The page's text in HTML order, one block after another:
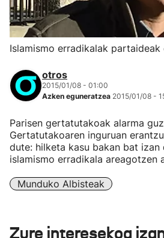
Islamismo erradikalak partaideak
otros
2015/01/08 - 01:00
Azken eguneratzea 2015/01/08 -
Parisen gertatutakoak alarma
Gertatutakoaren inguruan
dute: hilketa kasu bakan bat izan
islamismo erradikala areagotzen
Munduko Albisteak
Zure interesekoa